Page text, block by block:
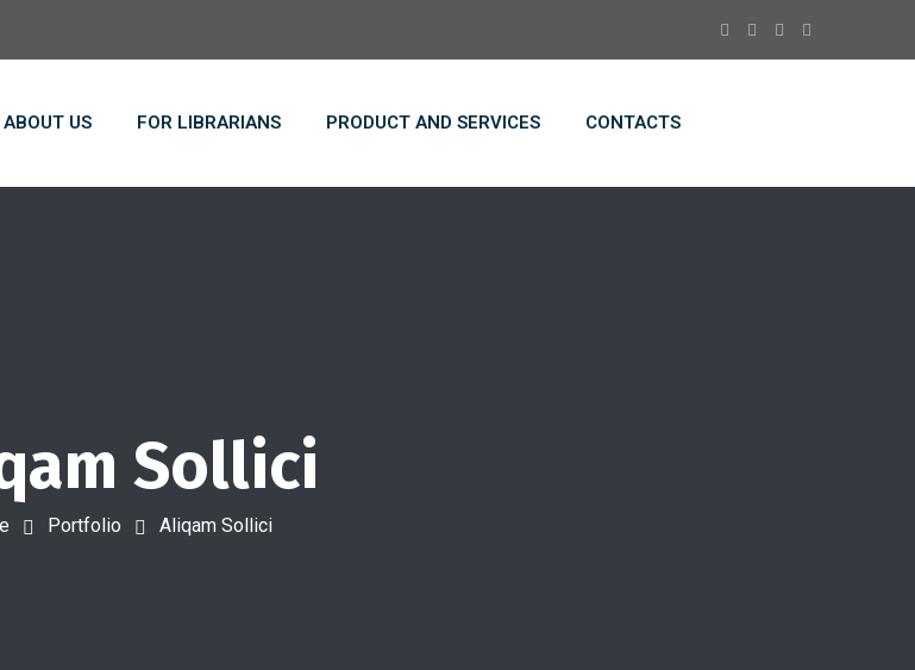
ABOUT US FOR LIBRARIANS PRODUCT AND SERVICES CONTACTS
Sollici
Portfolio Aliqam Sollici